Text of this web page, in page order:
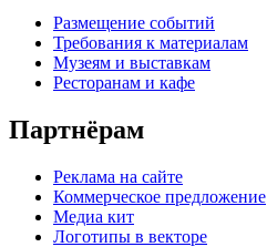
Размещение событий
Требования к материалам
Музеям и выставкам
Ресторанам и кафе
Партнёрам
Реклама на сайте
Коммерческое предложение
Медиа кит
Логотипы в векторе